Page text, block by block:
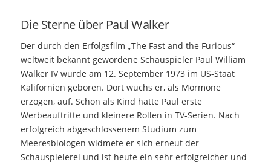
Die Sterne über Paul Walker
Der durch den Erfolgsfilm „The Fast and the Furious“
weltweit bekannt gewordene Schauspieler Paul William
Walker IV wurde am 12. September 1973 im US-Staat
Kalifornien geboren. Dort wuchs er, als Mormone
erzogen, auf. Schon als Kind hatte Paul erste
Werbeauftritte und kleinere Rollen in TV-Serien. Nach
erfolgreich abgeschlossenem Studium zum
Meeresbiologen widmete er sich erneut der
Schauspielerei und ist heute ein sehr erfolgreicher und